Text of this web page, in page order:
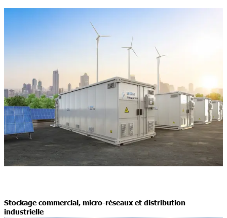
Stockage commercial, micro-réseaux et distribution
industrielle